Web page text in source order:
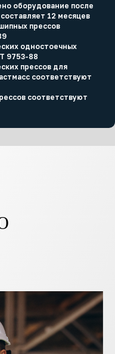
оборудование после
12 месяцев
прессов
одностоечных
9753-88
прессов для
соответствуют
соответствуют